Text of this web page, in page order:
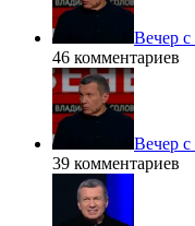
Вечер
46 комментариев
Вечер
39 комментариев